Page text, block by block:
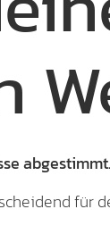
abgestimmt.
für